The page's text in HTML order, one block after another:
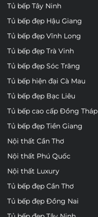
Tủ bếp Tây Ninh
Tủ bếp đẹp Hậu Giang
Tủ bếp đẹp Vĩnh Long
Tủ bếp đẹp Trà Vinh
Tủ bếp đẹp Sóc Trăng
Tủ bếp hiện đại Cà Mau
Tủ bếp đẹp Bạc Liêu
Tủ bếp cao cấp Đồng Tháp
Tủ bếp đẹp Tiền Giang
Nội thất Cần Thơ
Nội thất Phú Quốc
Nội thất Luxury
Tủ bếp đẹp Cần Thơ
Tủ bếp đẹp Đồng Nai